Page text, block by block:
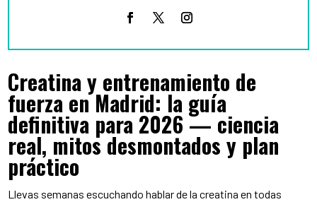
Creatina y entrenamiento de
fuerza en Madrid: la guía
definitiva para 2026 — ciencia
real, mitos desmontados y plan
práctico
Llevas semanas escuchando hablar de la creatina en todas